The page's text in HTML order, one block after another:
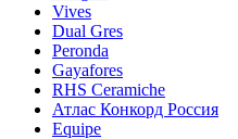
Vives
Dual Gres
Peronda
Gayafores
RHS Ceramiche
Атлас Конкорд Россия
Equipe